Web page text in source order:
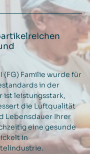
(FG) Familie wurde für
in der
ist leistungsstark,
die Luftqualität
Lebensdauer Ihrer
eine gesunde
in